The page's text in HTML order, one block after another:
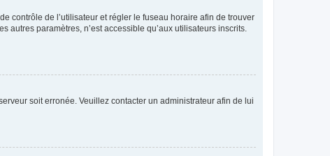
contrôle de l’utilisateur et régler le fuseau horaire afin de trouver
paramètres, n’est accessible qu’aux utilisateurs inscrits.
soit erronée. Veuillez contacter un administrateur afin de lui